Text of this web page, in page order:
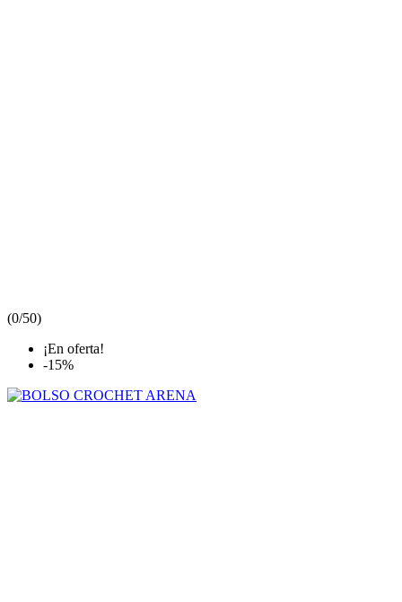
(0/50)
¡En oferta!
-15%